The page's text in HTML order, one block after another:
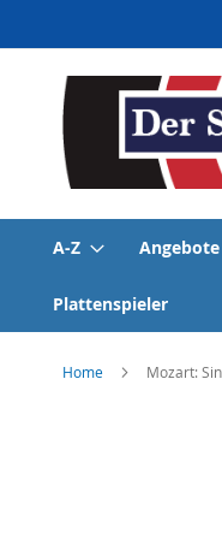
zum
Inhalt
A-Z Angebote
Plattenspieler
Home Mozart: